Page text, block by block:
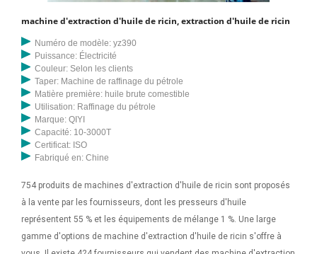
machine d'extraction d'huile de ricin, extraction d'huile de ricin
Numéro de modèle: yz390
Puissance: Électricité
Couleur: Selon les clients
Taper: Machine de raffinage du pétrole
Matière première: huile brute comestible
Utilisation: Raffinage du pétrole
Marque: QIYI
Capacité: 10-3000T
Certificat: ISO
Fabriqué en: Chine
754 produits de machines d'extraction d'huile de ricin sont proposés
à la vente par les fournisseurs, dont les presseurs d'huile
représentent 55 % et les équipements de mélange 1 %. Une large
gamme d'options de machine d'extraction d'huile de ricin s'offre à